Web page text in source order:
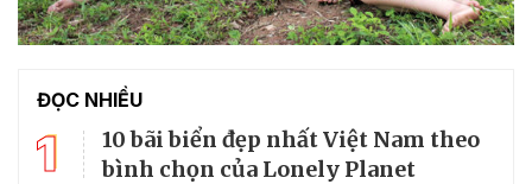
ĐỌC NHIỀU
1
10 bãi biển đẹp nhất Việt Nam theo
bình chọn của Lonely Planet